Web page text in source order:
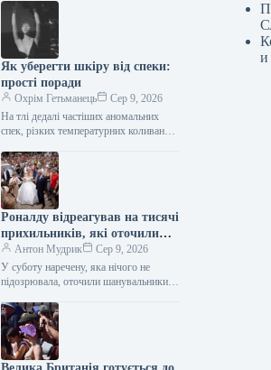
Як уберегти шкіру від спеки:
прості поради
Охрім Гетьманець
Сер 9, 2026
На тлі дедалі частіших аномальних
спек, різких температурних коливань
сонячного випромінювання, наш
організм зазнає серйозних
фізіологічних…
Роналду відреагував на тисячі
прихильників, які оточили
наречену на весіллі на
Мадейрі
Антон Мудрик
Сер 9, 2026
У суботу наречену, яка нічого не
підозрювала, оточили шанувальники
кафедрального собору Фуншала (Nick
Edwards for Daily Mail)…
и